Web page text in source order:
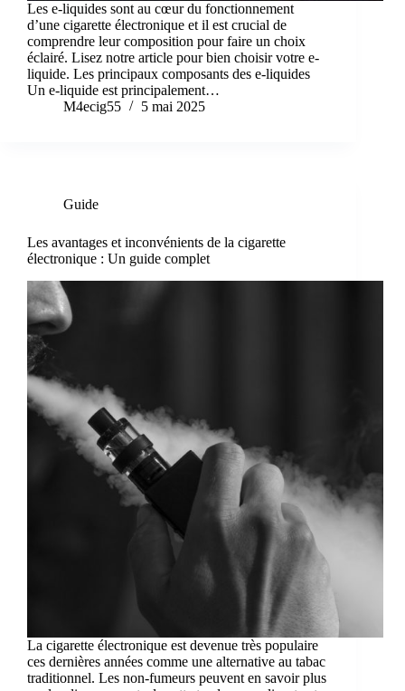
Les e-liquides sont au cœur du fonctionnement
d’une cigarette électronique et il est crucial de
comprendre leur composition pour faire un choix
éclairé. Lisez notre article pour bien choisir votre e-
liquide. Les principaux composants des e-liquides
Un e-liquide est principalement…
M4ecig55
5 mai 2025
Guide
Les avantages et inconvénients de la cigarette
électronique : Un guide complet
La cigarette électronique est devenue très populaire
ces dernières années comme une alternative au tabac
traditionnel. Les non-fumeurs peuvent en savoir plus